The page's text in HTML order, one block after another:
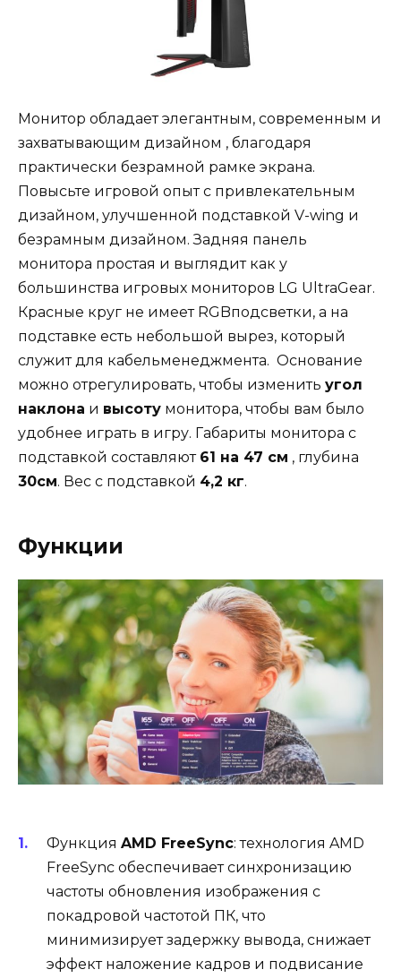
Монитор обладает элегантным, современным и
захватывающим дизайном , благодаря
практически безрамной рамке экрана.
Повысьте игровой опыт с привлекательным
дизайном, улучшенной подставкой V-wing и
безрамным дизайном. Задняя панель
монитора простая и выглядит как у
большинства игровых мониторов LG UltraGear.
Красные круг не имеет RGBподсветки, а на
подставке есть небольшой вырез, который
служит для кабельменеджмента. Основание
можно отрегулировать, чтобы изменить угол
наклона и высоту монитора, чтобы вам было
удобнее играть в игру. Габариты монитора с
подставкой составляют 61 на 47 см , глубина
30см. Вес с подставкой 4,2 кг.
Функции
Функция AMD FreeSync: технология AMD
FreeSync обеспечивает синхронизацию
частоты обновления изображения с
покадровой частотой ПК, что
минимизирует задержку вывода, снижает
эффект наложение кадров и подвисание